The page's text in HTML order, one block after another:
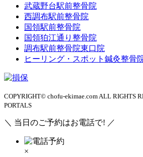
武蔵野台駅前整骨院
西調布駅前整骨院
国領駅前整骨院
国領狛江通り整骨院
調布駅前整骨院東口院
ヒーリング・スポット鍼灸整骨
COPYRIGHT© chofu-ekimae.com ALL RIGHTS
PORTALS
＼ 当日のご予約はお電話で! ／
×